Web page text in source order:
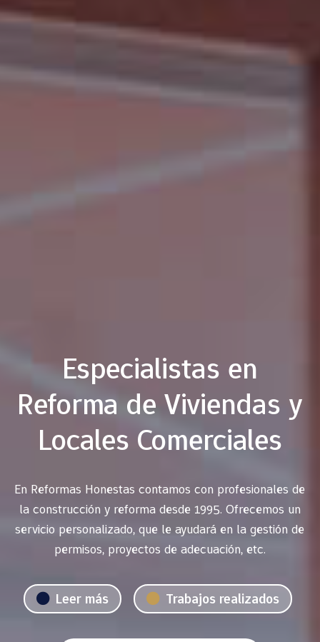
Especialistas en
Reforma de Viviendas y
Locales Comerciales
En Reformas Honestas contamos con profesionales de
la construcción y reforma desde 1995. Ofrecemos un
servicio personalizado, que le ayudará en la gestión de
permisos, proyectos de adecuación, etc.
Leer más Trabajos realizados